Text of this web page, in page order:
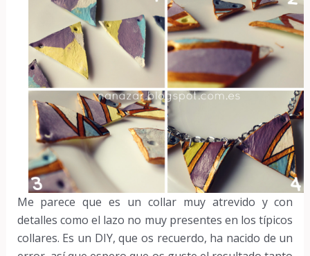
Me parece que es un collar muy atrevido y con
detalles como el lazo no muy presentes en los típicos
collares. Es un DIY, que os recuerdo, ha nacido de un